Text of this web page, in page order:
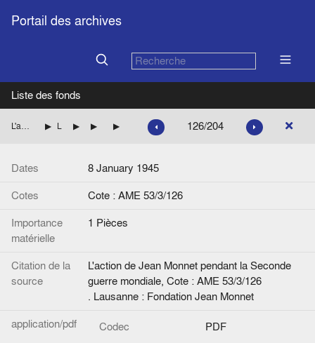
Portail des archives
Liste des fonds
L'action de Jean Monnet pendant la Seconde guerre mondiale La mission de Jean Monnet à Washington pour le compte des autorités françaises L'exécution des programmes
L'exécution des programmes d'importation
Lettre, de J.M. à Mr. Secretary
126/204
Dates
8 January 1945
Cotes
Cote : AME 53/3/126
Importance
matérielle
1 Pièces
Citation de la
source
L'action de Jean Monnet pendant la Seconde
guerre mondiale, Cote : AME 53/3/126
. Lausanne : Fondation Jean Monnet
application/pdf
Codec
PDF